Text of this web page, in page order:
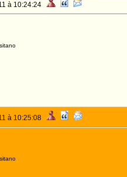
à 10:24:24
à 10:25:08